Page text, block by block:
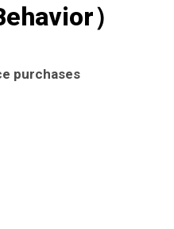
）
purchases